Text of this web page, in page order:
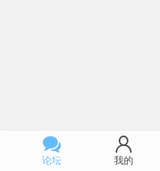
论坛 我的